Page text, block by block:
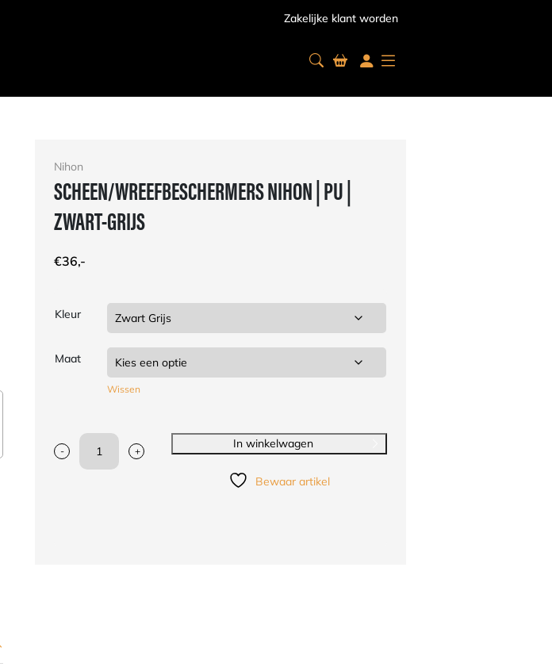
Zakelijke klant worden
Nihon
SCHEEN/WREEFBESCHERMERS NIHON | PU |
ZWART-GRIJS
€36,-
Kleur
Maat
Wissen
-
Scheen/wreefbeschermers
+
In winkelwagen
Bewaar artikel